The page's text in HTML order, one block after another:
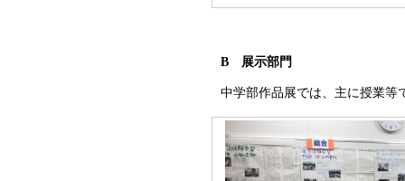
B 展示部門
中学部作品展では、主に授業等